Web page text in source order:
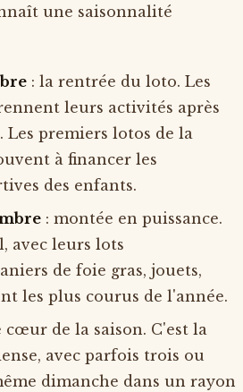
une saisonnalité
: la rentrée du loto. Les
leurs activités après
Les premiers lotos de la
à financer les
des enfants.
: montée en puissance.
avec leurs lots
de foie gras, jouets,
les plus courus de l'année.
cœur de la saison. C'est la
avec parfois trois ou
dimanche dans un rayon